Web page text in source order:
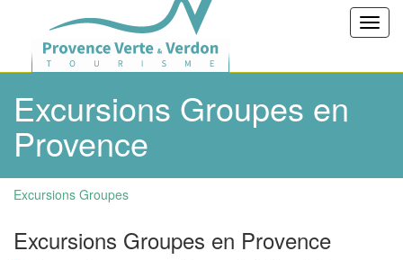
Excursions Groupes en
Provence
Excursions Groupes
Excursions Groupes en Provence